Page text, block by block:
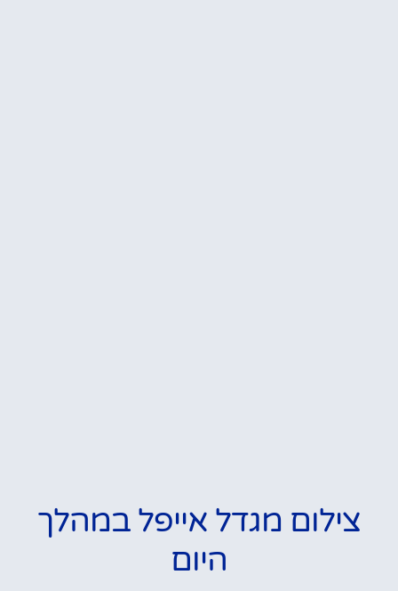
צילום מגדל אייפל במהלך
היום